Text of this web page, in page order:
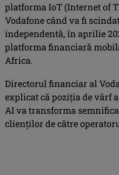
platforma IoT (Internet of
Vodafone când va fi
independentă, în aprilie
platforma financiară
Africa.
Directorul financiar al
explicat că poziţia de vârf
AI va transforma
clienţilor de către